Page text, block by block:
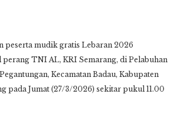
peserta mudik gratis Lebaran 2026
TNI AL, KRI Semarang, di Pelabuhan
Kecamatan Badau, Kabupaten
pada Jumat (27/3/2026) sekitar pukul 11.00